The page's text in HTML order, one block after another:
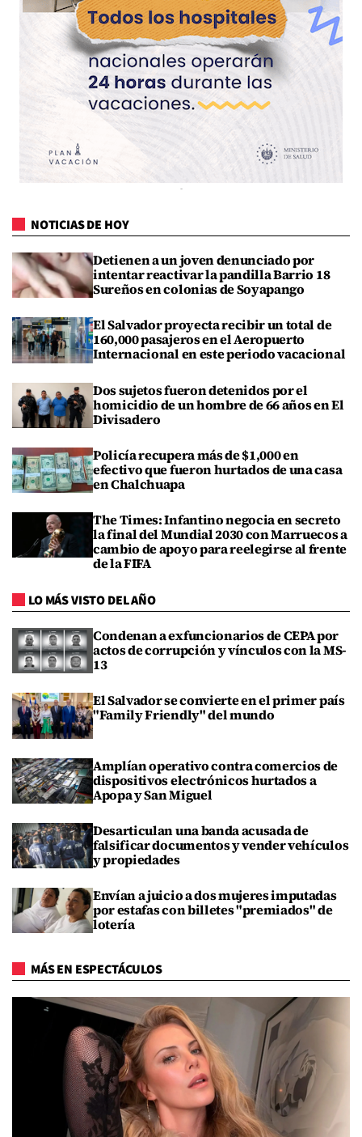
NOTICIAS DE HOY
Detienen a un joven denunciado por
intentar reactivar la pandilla Barrio 18
Sureños en colonias de Soyapango
El Salvador proyecta recibir un total de
160,000 pasajeros en el Aeropuerto
Internacional en este periodo vacacional
Dos sujetos fueron detenidos por el
homicidio de un hombre de 66 años en El
Divisadero
Policía recupera más de $1,000 en
efectivo que fueron hurtados de una casa
en Chalchuapa
The Times: Infantino negocia en secreto
la final del Mundial 2030 con Marruecos a
cambio de apoyo para reelegirse al frente
de la FIFA
LO MÁS VISTO DEL AÑO
Condenan a exfuncionarios de CEPA por
actos de corrupción y vínculos con la MS-
13
El Salvador se convierte en el primer país
"Family Friendly" del mundo
Amplían operativo contra comercios de
dispositivos electrónicos hurtados a
Apopa y San Miguel
Desarticulan una banda acusada de
falsificar documentos y vender vehículos
y propiedades
Envían a juicio a dos mujeres imputadas
por estafas con billetes "premiados" de
lotería
MÁS EN ESPECTÁCULOS